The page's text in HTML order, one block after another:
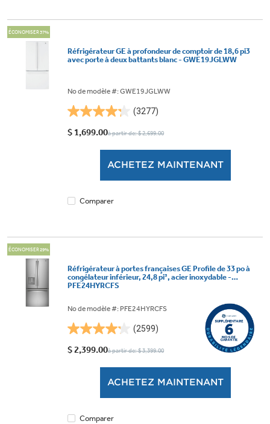
ÉCONOMISER 37%
Réfrigérateur GE à profondeur de comptoir de 18,6 pi3
avec porte à deux battants blanc - GWE19JGLWW
No de modèle #: GWE19JGLWW
(3277)
4.2
étoile(s)
$ 1,699.00à partir de: $ 2,699.00
ACHETEZ MAINTENANT
Comparer
ÉCONOMISER 29%
Réfrigérateur à portes françaises GE Profile de 33 po à
congélateur inférieur, 24,8 pi³, acier inoxydable -
PFE24HYRCFS
No de modèle #: PFE24HYRCFS
(2599)
4.2
étoile(s)
$ 2,399.00à partir de: $ 3,399.00
ACHETEZ MAINTENANT
Comparer